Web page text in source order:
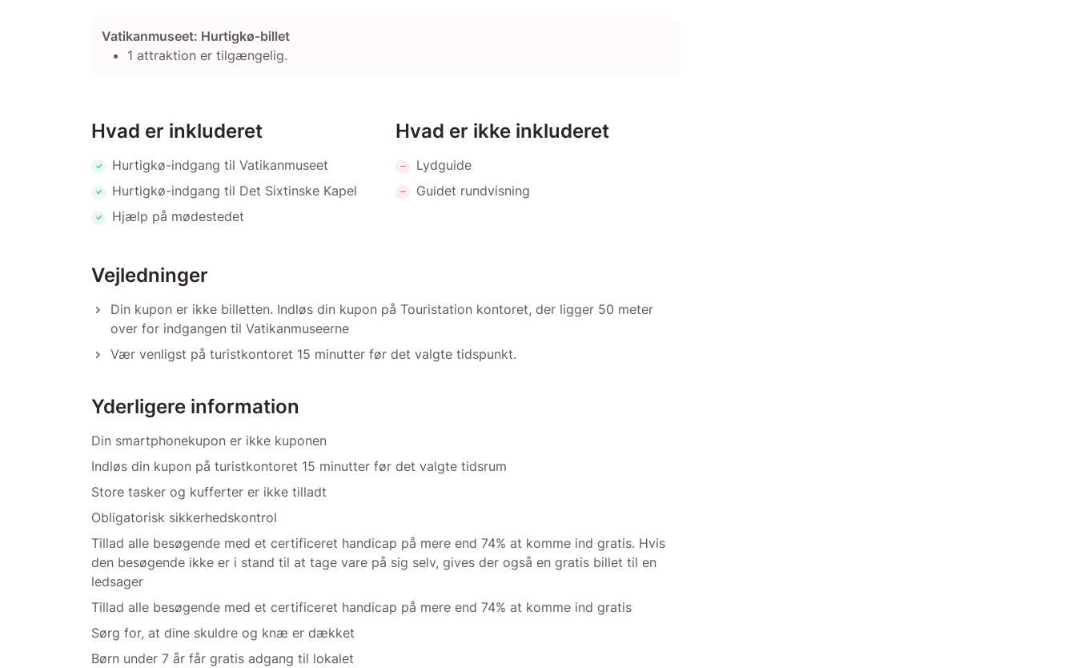
Vatikanmuseet: Hurtigkø-billet
1 attraktion er tilgængelig.
Hvad er inkluderet
Hurtigkø-indgang til Vatikanmuseet
Hurtigkø-indgang til Det Sixtinske Kapel
Hjælp på mødestedet
Hvad er ikke inkluderet
Lydguide
Guidet rundvisning
Vejledninger
Din kupon er ikke billetten. Indløs din kupon på Touristation kontoret, der ligger 50 meter
over for indgangen til Vatikanmuseerne
Vær venligst på turistkontoret 15 minutter før det valgte tidspunkt.
Yderligere information
Din smartphonekupon er ikke kuponen
Indløs din kupon på turistkontoret 15 minutter før det valgte tidsrum
Store tasker og kufferter er ikke tilladt
Obligatorisk sikkerhedskontrol
Tillad alle besøgende med et certificeret handicap på mere end 74% at komme ind gratis. Hvis
den besøgende ikke er i stand til at tage vare på sig selv, gives der også en gratis billet til en
ledsager
Tillad alle besøgende med et certificeret handicap på mere end 74% at komme ind gratis
Sørg for, at dine skuldre og knæ er dækket
Børn under 7 år får gratis adgang til lokalet